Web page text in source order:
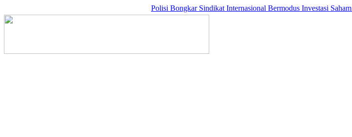
Polisi Bongkar Sindikat Internasional Bermodus Investasi Saham & Kripto